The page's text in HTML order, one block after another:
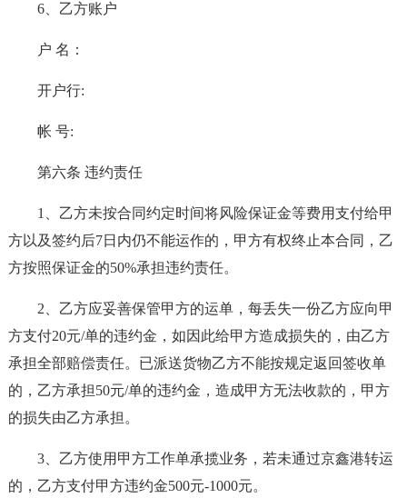
6、乙方账户
户 名：
开户行:
帐 号:
第六条 违约责任
1、乙方未按合同约定时间将风险保证金等费用支付给甲
方以及签约后7日内仍不能运作的，甲方有权终止本合同，乙
方按照保证金的50%承担违约责任。
2、乙方应妥善保管甲方的运单，每丢失一份乙方应向甲
方支付20元/单的违约金，如因此给甲方造成损失的，由乙方
承担全部赔偿责任。已派送货物乙方不能按规定返回签收单
的，乙方承担50元/单的违约金，造成甲方无法收款的，甲方
的损失由乙方承担。
3、乙方使用甲方工作单承揽业务，若未通过京鑫港转运
的，乙方支付甲方违约金500元-1000元。